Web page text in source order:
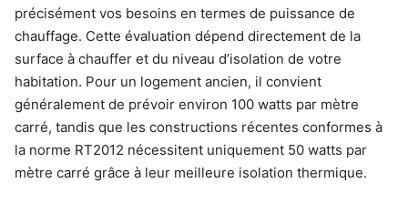
précisément vos besoins en termes de puissance de
chauffage. Cette évaluation dépend directement de la
surface à chauffer et du niveau d’isolation de votre
habitation. Pour un logement ancien, il convient
généralement de prévoir environ 100 watts par mètre
carré, tandis que les constructions récentes conformes à
la norme RT2012 nécessitent uniquement 50 watts par
mètre carré grâce à leur meilleure isolation thermique.